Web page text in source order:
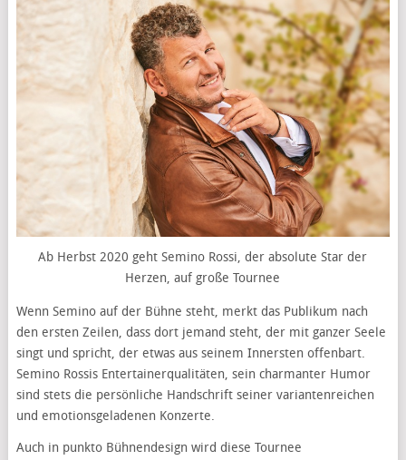
Ab Herbst 2020 geht Semino Rossi, der absolute Star der
Herzen, auf große Tournee
Wenn Semino auf der Bühne steht, merkt das Publikum nach
den ersten Zeilen, dass dort jemand steht, der mit ganzer Seele
singt und spricht, der etwas aus seinem Innersten offenbart.
Semino Rossis Entertainerqualitäten, sein charmanter Humor
sind stets die persönliche Handschrift seiner variantenreichen
und emotionsgeladenen Konzerte.
Auch in punkto Bühnendesign wird diese Tournee